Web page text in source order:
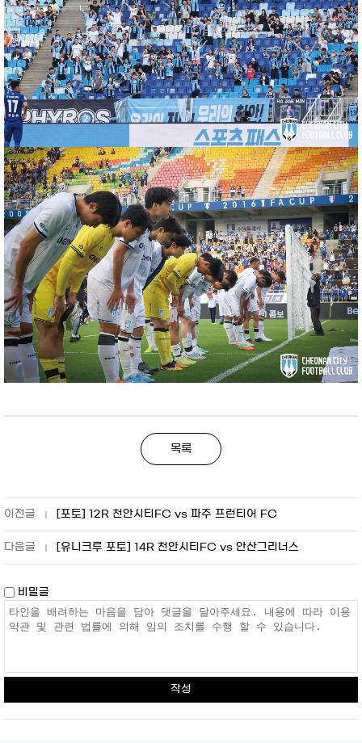
목록
[포토] 12R 천안시티FC vs 파주 프런티어 FC
[유니크루 포토] 14R 천안시티FC vs 안산그리너스
비밀글
작성